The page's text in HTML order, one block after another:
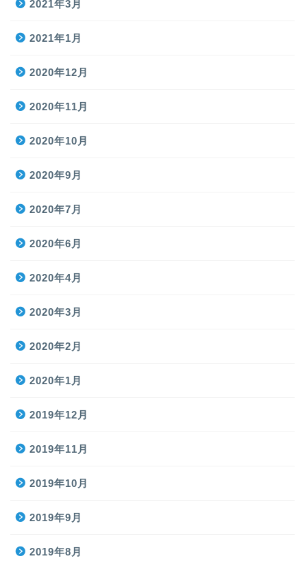
2021年3月
2021年1月
2020年12月
2020年11月
2020年10月
2020年9月
2020年7月
2020年6月
2020年4月
2020年3月
2020年2月
2020年1月
2019年12月
2019年11月
2019年10月
2019年9月
2019年8月